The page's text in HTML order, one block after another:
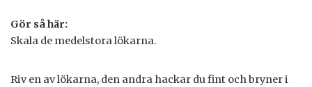
Gör så här:
Skala de medelstora lökarna.
Riv en av lökarna, den andra hackar du fint och bryner i